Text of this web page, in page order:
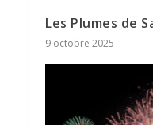
Les Plumes de
9 octobre 2025